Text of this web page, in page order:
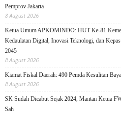
Pemprov Jakarta
8 August 2026
Ketua Umum APKOMINDO: HUT Ke-81
Kedaulatan Digital, Inovasi Teknologi, dan
2045
8 August 2026
Kiamat Fiskal Daerah: 490 Pemda Kesulitan
8 August 2026
SK Sudah Dicabut Sejak 2024, Mantan Ketua
Sah